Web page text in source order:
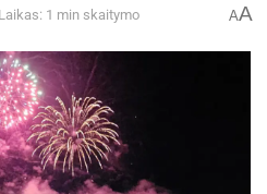
Laikas: 1 min skaitymo AA